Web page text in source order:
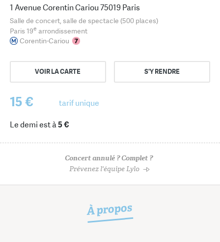
1 Avenue Corentin Cariou 75019 Paris
Salle de concert, salle de spectacle (500 places)
Paris 19e arrondissement
Corentin-Cariou
VOIR LA CARTE S'Y RENDRE
15 € tarif unique
Le demi est à5 €
Concert annulé ? Complet ?
Prévenez l'équipe Lylo
À propos